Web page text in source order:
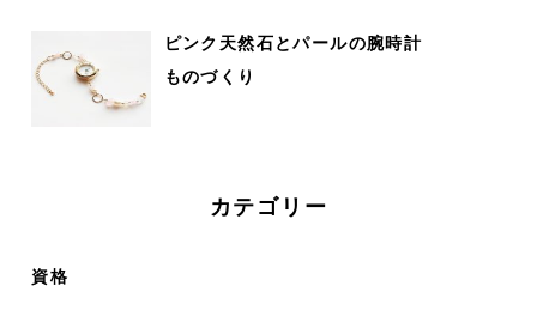
ピンク天然石とパールの腕時計
ものづくり
カテゴリー
資格